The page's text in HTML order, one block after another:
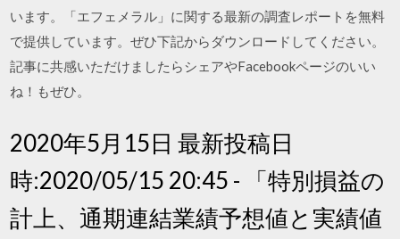
います。「エフェメラル」に関する最新の調査レポートを無料
で提供しています。ぜひ下記からダウンロードしてください。
記事に共感いただけましたらシェアやFacebookページのいい
ね！もぜひ。
2020年5月15日 最新投稿日
時:2020/05/15 20:45 - 「特別損益の
計上、通期連結業績予想値と実績値